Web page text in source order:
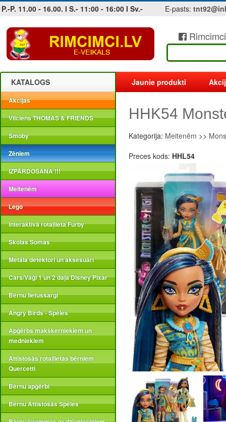
P.-P. 11.00 - 16.00. I S.- 11:00 - 16:00 I Sv.- E-pasts:
Jobs at sea and maritime vacancies
KATALOGS
Akcijas
Vilciens THOMAS & FRIENDS
Smoby
Zēniem
IZPĀRDOŠANA !!!
Meitenēm
Lego
Interaktīvā rotaļlieta Furby
Skolas Somas
Metāla detektori un aksesuāri
Cars/Vāģi 1 un 2 daļa Disney Pixar
Bērnu lietussargi
Angry Birds - Spēles
Apģērbs makšķerniekiem un
medniekiem
Attīstošās rotaļlietas bērniem
Quercetti
Bērnu apģērbi
Bērnu Attīstošās Spēles
Jaunie produkti
HHK54
Kategorija: Meitenēm >>
Preces kods: HHL54